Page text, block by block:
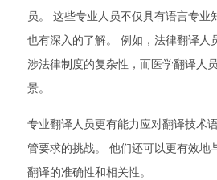
员。 这些专业人员不仅具有语言专业
也有深入的了解。 例如，法律翻译人
涉法律制度的复杂性，而医学翻译人
景。
专业翻译人员更有能力应对翻译技术
管要求的挑战。 他们还可以更有效地
翻译的准确性和相关性。